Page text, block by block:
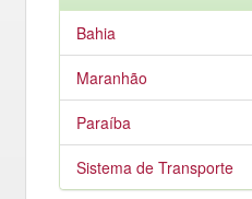
Bahia
Maranhão
Paraíba
Sistema de Transporte